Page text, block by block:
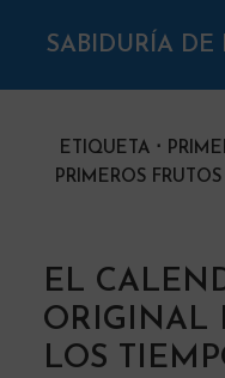
SABIDURÍA DE
ETIQUETA
PRIMEROS
EL
ORIGINAL
LOS